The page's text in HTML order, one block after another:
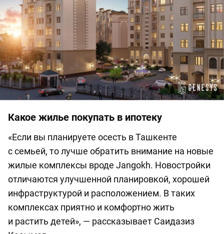
Какое жилье покупать в ипотеку
«Если вы планируете осесть в Ташкенте
с семьей, то лучше обратить внимание на новые
жилые комплексы вроде Jangokh. Новостройки
отличаются улучшенной планировкой, хорошей
инфраструктурой и расположением. В таких
комплексах приятно и комфортно жить
и растить детей», — рассказывает Саидазиз